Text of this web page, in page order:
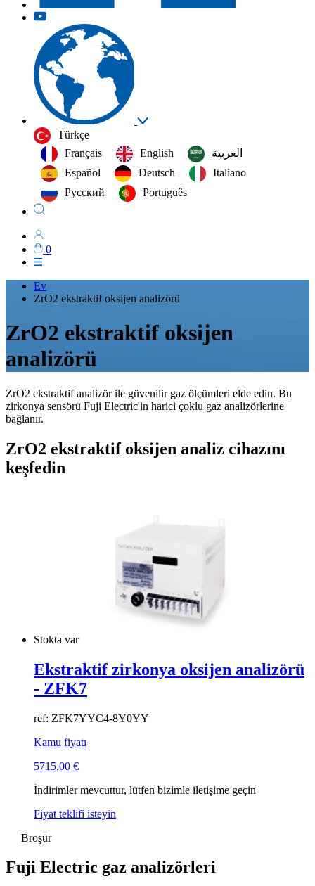
Türkçe
Français
English
العربية‏
Español
Deutsch
Italiano
Русский
Português
0
Ev
ZrO2 ekstraktif oksijen analizörü
ZrO2 ekstraktif oksijen
analizörü
ZrO2 ekstraktif analizör ile güvenilir gaz ölçümleri elde edin. Bu
zirkonya sensörü Fuji Electric'in harici çoklu gaz analizörlerine
bağlanır.
ZrO2 ekstraktif oksijen analiz cihazını
keşfedin
Stokta var
Ekstraktif zirkonya oksijen analizörü
- ZFK7
ref: ZFK7YYC4-8Y0YY
Kamu fiyatı
5715,00 €
İndirimler mevcuttur, lütfen bizimle iletişime geçin
Fiyat teklifi isteyin
Broşür
Fuji Electric gaz analizörleri